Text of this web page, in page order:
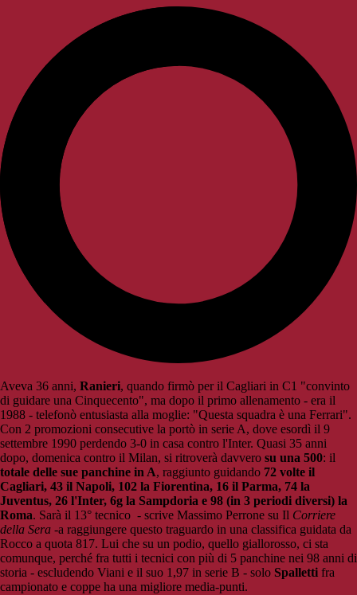
Aveva 36 anni, Ranieri, quando firmò per il Cagliari in C1 "convinto
di guidare una Cinquecento", ma dopo il primo allenamento - era il
1988 - telefonò entusiasta alla moglie: "Questa squadra è una Ferrari".
Con 2 promozioni consecutive la portò in serie A, dove esordì il 9
settembre 1990 perdendo 3-0 in casa contro l'Inter. Quasi 35 anni
dopo, domenica contro il Milan, si ritroverà davvero su una 500: il
totale delle sue panchine in A, raggiunto guidando 72 volte il
Cagliari, 43 il Napoli, 102 la Fiorentina, 16 il Parma, 74 la
Juventus, 26 l'Inter, 6g la Sampdoria e 98 (in 3 periodi diversi) la
Roma. Sarà il 13° tecnico - scrive Massimo Perrone su Il Corriere
della Sera -a raggiungere questo traguardo in una classifica guidata da
Rocco a quota 817. Lui che su un podio, quello giallorosso, ci sta
comunque, perché fra tutti i tecnici con più di 5 panchine nei 98 anni di
storia - escludendo Viani e il suo 1,97 in serie B - solo Spalletti fra
campionato e coppe ha una migliore media-punti.